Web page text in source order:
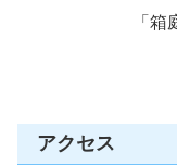
「箱
アクセス